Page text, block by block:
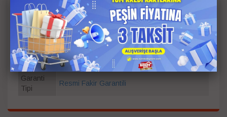
Güç
1500 W
Renk
Silver
Garanti
Süresi
(Yıl)
2
Garanti
Tipi
Resmi Fakir Garantili